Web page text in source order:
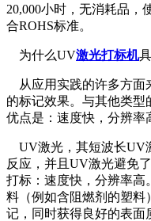
20,000小时，无消耗品，
合ROHS标准。
为什么UV激光打标机
从应用实践的许多方面
的标记效果。与其他类
优点是：速度快，分辨率
UV激光，其短波长UV
反应，并且UV激光避免
打标：速度快，分辨率高
料（例如含阻燃剂的塑
记，同时获得良好的表面